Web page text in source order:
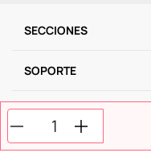
SECCIONES
SOPORTE
SERVICIOS
NOSOTROS